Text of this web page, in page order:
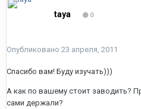
taya 0
Опубликовано 23 апреля, 2011
Спасибо вам! Буду изучать)))
А как по вашему стоит заводить?
сами держали?